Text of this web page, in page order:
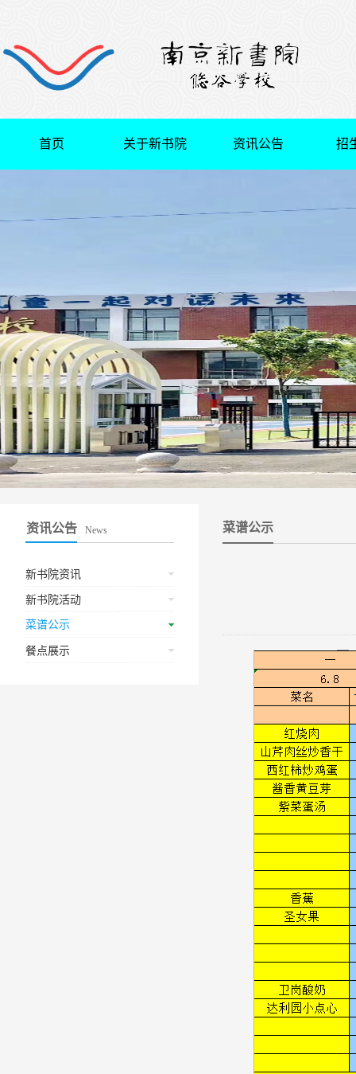
首页 关于新书院 资讯公告 招
资讯公告 News
新书院资讯
新书院活动
菜谱公示
餐点展示
菜谱公示